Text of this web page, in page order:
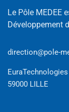
Le Pôle MEDEE
Développement
direction@pole-
59000 LILLE